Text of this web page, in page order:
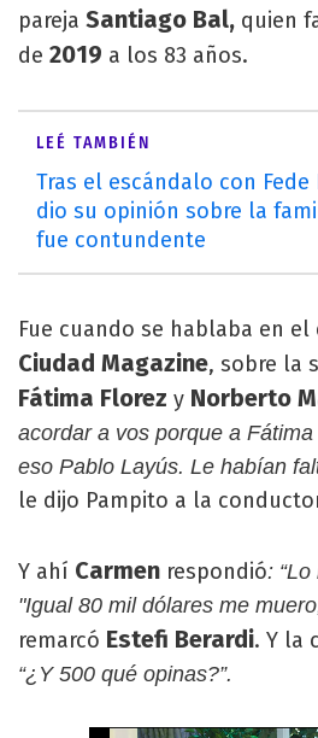
pareja Santiago Bal, quien
de 2019 a los 83 años.
LEÉ TAMBIÉN
Tras el escándalo con Fede
dio su opinión sobre la
fue contundente
Fue cuando se hablaba en el
Ciudad Magazine, sobre la
Fátima Florez y Norberto
acordar a vos porque a
eso Pablo Layús. Le habían
le dijo Pampito a la
Y ahí Carmen respondió:
"Igual 80 mil dólares me
remarcó Estefi Berardi. Y la
“¿Y 500 qué opinas?”.